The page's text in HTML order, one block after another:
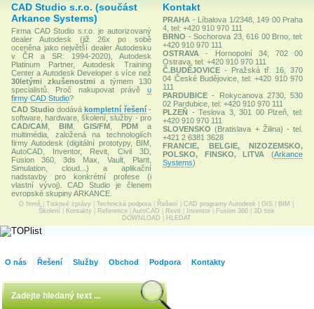
CAD Studio s.r.o. (součást
Arkance Systems)
Firma CAD Studio s.r.o. je autorizovaný
dealer Autodesk (již 26x po sobě
oceněna jako největší dealer Autodesku
v ČR a SR: 1994-2020), Autodesk
Platinum Partner, Autodesk Training
Center a Autodesk Developer s více než
30letými zkušenostmia týmem 130
specialistů. Proč nakupovat právě u
firmy CAD Studio?
CAD Studio dodávákompletní řešení-
software, hardware, školení, služby - pro
CAD/CAM
BIM,GIS/FM ,PDM a
multimédia, založená na technologiích
firmy Autodesk (digitální prototypy, BIM,
AutoCAD, Inventor, Revit, Civil 3D,
Fusion 360, 3ds Max, Vault, Plant,
Simulation, cloud...) a aplikační
nadstavby pro konkrétní profese (i
vlastní vývoj). CAD Studio je členem
evropské skupiny ARKANCE.
Kontakt
PRAHA - Líbalova 1/2348, 149 00 Praha
4, tel: +420 910 970 111
BRNO - Sochorova 23, 616 00 Brno, tel:
+420 910 970 111
OSTRAVA
- Hornopolní 34, 702 00
Ostrava, tel: +420 910 970 111
Č.BUDĚJOVICE - Pražská tř. 16, 370
04 České Budějovice, tel: +420 910 970
111
PARDUBICE - Rokycanova 2730, 530
02 Pardubice, tel: +420 910 970 111
PLZEŇ - Teslova 3, 301 00 Plzeň, tel:
+420 910 970 111
SLOVENSKO (Bratislava + Žilina) - tel.
+421 2 6381 3628
FRANCIE, BELGIE, NIZOZEMSKO,
POLSKO, FINSKO, LITVA
(Arkance
Systems)
O firmě Tiskové zprávy Technická podpora Řešení CAD programy Autodesk GIS BIM
Školení
Kontakty Reference| AutoCAD Revit Inventor| Fusion 360| 3D tisk
DOWNLOAD
HLEDAT
O nás Řešení Služby Obchod Podpora Kontakty